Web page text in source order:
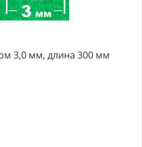
3,0 мм, длина 300 мм